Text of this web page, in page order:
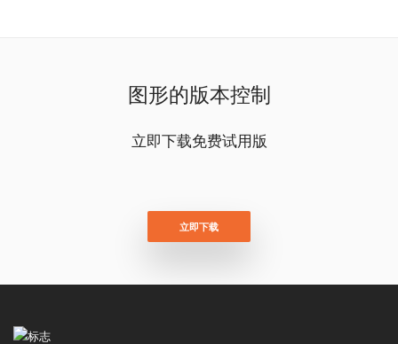
图形的版本控制
立即下载免费试用版
立即下载